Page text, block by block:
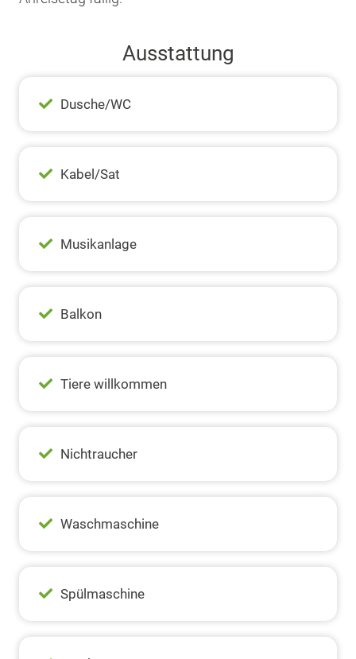
Ausstattung
Dusche/WC
Kabel/Sat
Musikanlage
Balkon
Tiere willkommen
Nichtraucher
Waschmaschine
Spülmaschine